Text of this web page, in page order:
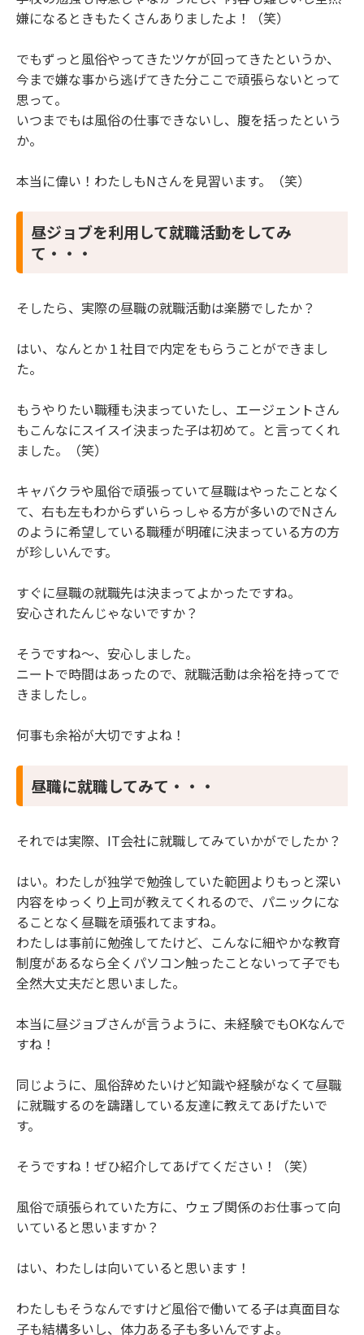
嫌になるときもたくさんありましたよ！（笑）
でもずっと風俗やってきたツケが回ってきたというか、
今まで嫌な事から逃げてきた分ここで頑張らないとって
思って。
いつまでもは風俗の仕事できないし、腹を括ったという
か。
本当に偉い！わたしもNさんを見習います。（笑）
昼ジョブを利用して就職活動をしてみ
て・・・
そしたら、実際の昼職の就職活動は楽勝でしたか？
はい、なんとか１社目で内定をもらうことができまし
た。
もうやりたい職種も決まっていたし、エージェントさん
もこんなにスイスイ決まった子は初めて。と言ってくれ
ました。（笑）
キャバクラや風俗で頑張っていて昼職はやったことなく
て、右も左もわからずいらっしゃる方が多いのでNさん
のように希望している職種が明確に決まっている方の方
が珍しいんです。
すぐに昼職の就職先は決まってよかったですね。
安心されたんじゃないですか？
そうですね〜、安心しました。
ニートで時間はあったので、就職活動は余裕を持ってで
きましたし。
何事も余裕が大切ですよね！
昼職に就職してみて・・・
それでは実際、IT会社に就職してみていかがでしたか？
はい。わたしが独学で勉強していた範囲よりもっと深い
内容をゆっくり上司が教えてくれるので、パニックにな
ることなく昼職を頑張れてますね。
わたしは事前に勉強してたけど、こんなに細やかな教育
制度があるなら全くパソコン触ったことないって子でも
全然大丈夫だと思いました。
本当に昼ジョブさんが言うように、未経験でもOKなんで
すね！
同じように、風俗辞めたいけど知識や経験がなくて昼職
に就職するのを躊躇している友達に教えてあげたいで
す。
そうですね！ぜひ紹介してあげてください！（笑）
風俗で頑張られていた方に、ウェブ関係のお仕事って向
いていると思いますか？
はい、わたしは向いていると思います！
わたしもそうなんですけど風俗で働いてる子は真面目な
子も結構多いし、体力ある子も多いんですよ。